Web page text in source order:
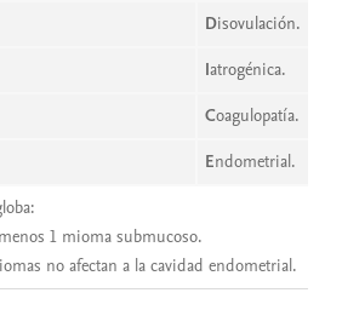
Disovulación.
Iatrogénica.
Coagulopatía.
Endometrial.
1 mioma submucoso.
no afectan a la cavidad endometrial.